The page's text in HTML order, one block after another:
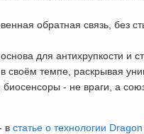
обратная связь, без
для антихрупкости и
своём темпе, раскрывая
биосенсоры - не враги, а
в статье о технологии